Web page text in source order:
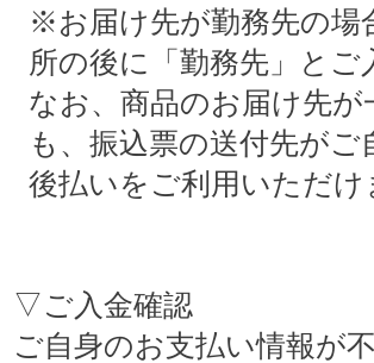
※お届け先が勤務先の場
所の後に「勤務先」と
なお、商品のお届け先
も、振込票の送付先が
後払いをご利用いただけ
▽ご入金確認
ご自身のお支払い情報が